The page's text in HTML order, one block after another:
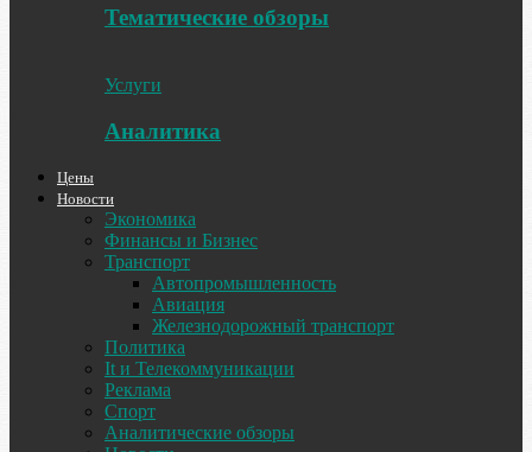
Тематические обзоры
Услуги
Аналитика
Цены
Новости
Экономика
Финансы и Бизнес
Транспорт
Автопромышленность
Авиация
Железнодорожный транспорт
Политика
It и Телекоммуникации
Реклама
Спорт
Аналитические обзоры